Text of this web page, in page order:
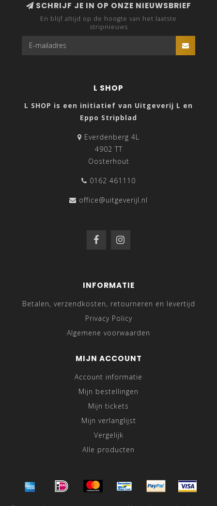
SCHRIJF JE IN OP ONZE NIEUWSBRIEF
En blijf altijd op de hoogte van het laatste
stripnieuws
L SHOP
L SHOP is een initiatief van Uitgeverij L en
Eppo Stripblad
Everdenberg 4L
4902 TT
Oosterhout
0162 461110
office@uitgeverijl.nl
INFORMATIE
Betalen, verzendkosten, retourneren en levertijd
Privacy Policy
Algemene voorwaarden
MIJN ACCOUNT
Account informatie
Mijn bestellingen
Mijn tickets
Mijn verlanglijst
Vergelijk
Alle producten